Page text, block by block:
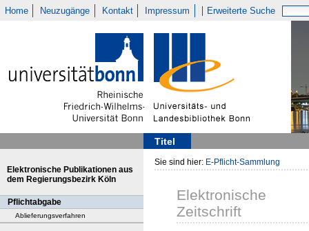
Home Neuzugänge Kontakt Impressum Erweiterte Suche
Titel
Elektronische Publikationen aus
dem Regierungsbezirk Köln
Pflichtabgabe
Ablieferungsverfahren
Sie sind hier: E-Pflicht-Sammlung
Elektronische
Zeitschrift